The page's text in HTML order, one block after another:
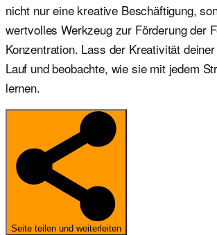
nicht nur eine kreative Beschäftigung,
wertvolles Werkzeug zur Förderung der
Konzentration. Lass der Kreativität
Lauf und beobachte, wie sie mit jedem
lernen.
Seite teilen und weiterleiten